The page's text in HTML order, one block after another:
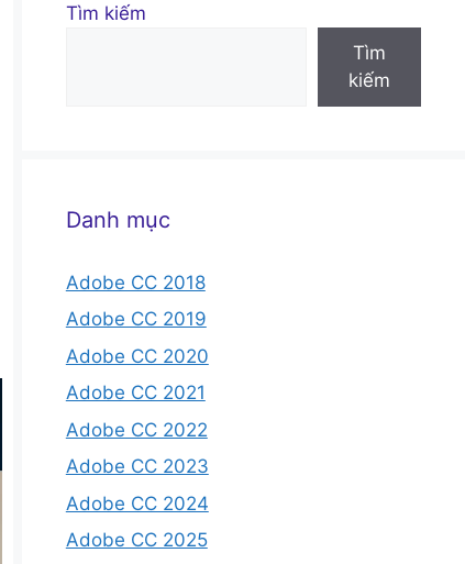
Tìm kiếm
Tìm
kiếm
Danh mục
Adobe CC 2018
Adobe CC 2019
Adobe CC 2020
Adobe CC 2021
Adobe CC 2022
Adobe CC 2023
Adobe CC 2024
Adobe CC 2025